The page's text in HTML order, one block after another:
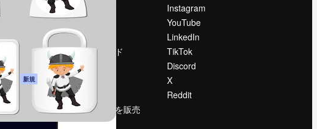
ント
約
バシーポリ
ル
新規
ーポリシー
センター
リエイト
会社概要
採用情報
検索トレンド
ブログ
イベント
Slidesgo
コンテンツを販売
する
Instagram
YouTube
LinkedIn
TikTok
Discord
X
Reddit